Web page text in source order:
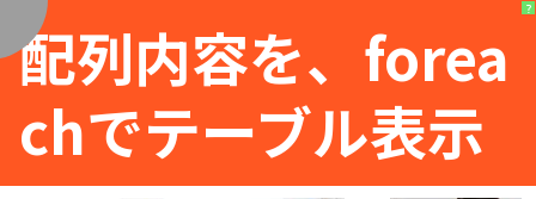
配列内容を、forea
chでテーブル表示
??